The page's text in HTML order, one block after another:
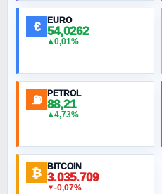
MURAT ÖZKAN
NURETTIN BÖLÜK
ORHAN KILIÇOĞLU
Fahişeye beyinli bir
€ EURO
54,0262
▲0,01%
⛽ PETROL
88,21
▲4,73%
₿ BITCOIN
3.035.709
▼-0,07%